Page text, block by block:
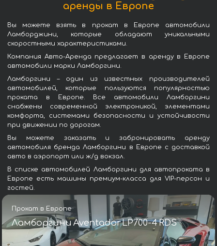
аренды в Европе
Вы можете взять в прокат в Европе автомобили
Ламборджини, которые обладают уникальными
скоростными характеристиками.
Компания Авто-Аренда предлагает в аренду в Европе
автомобили марки Ламборгини.
Ламборгини – один из известных производителей
автомобилей, которые пользуются популярностью
проката в Европе. Все автомобили Ламборгини
снабжены современной электроникой, элементами
комфорта, системами безопасности и устойчивости
при движении по дорогам.
Вы можете заказать и забронировать аренду
автомобиля бренда Ламборгини в Европе с доставкой
авто в аэропорт или ж/д вокзал.
В списке автомобилей Ламборгини для автопроката в
Европе есть машины премиум-класса для VIP-персон и
гостей.
Прокат в Европе
Ламборгини Aventador LP700-4 RDS